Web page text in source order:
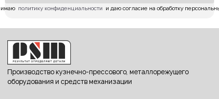
политику конфиденциальности
и даю согласие на обработку
Производство кузнечно-прессового, металлорежущего
оборудования и средств механизации